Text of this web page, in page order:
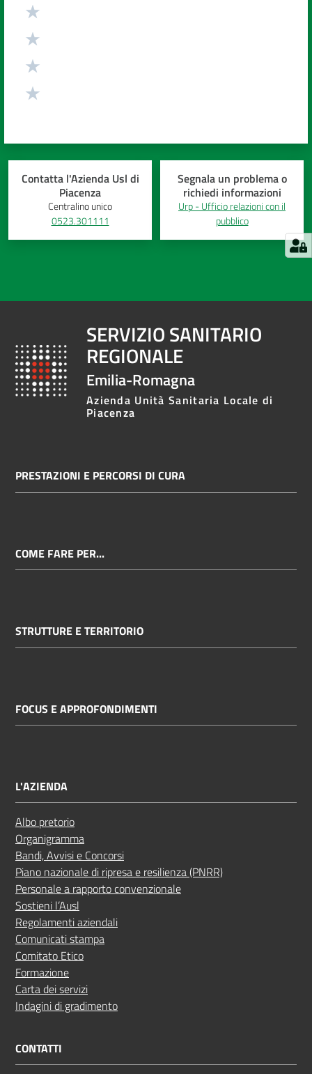
Contatta l'Azienda Usl di
Piacenza
Centralino unico
0523.301111
Segnala un problema o
richiedi informazioni
Urp - Ufficio relazioni con il
pubblico
SERVIZIO SANITARIO
REGIONALE
Emilia-Romagna
Azienda Unità Sanitaria Locale di
Piacenza
PRESTAZIONI E PERCORSI DI CURA
COME FARE PER...
STRUTTURE E TERRITORIO
FOCUS E APPROFONDIMENTI
L'AZIENDA
Albo pretorio
Organigramma
Bandi, Avvisi e Concorsi
Piano nazionale di ripresa e resilienza (PNRR)
Personale a rapporto convenzionale
Sostieni l’Ausl
Regolamenti aziendali
Comunicati stampa
Comitato Etico
Formazione
Carta dei servizi
Indagini di gradimento
CONTATTI